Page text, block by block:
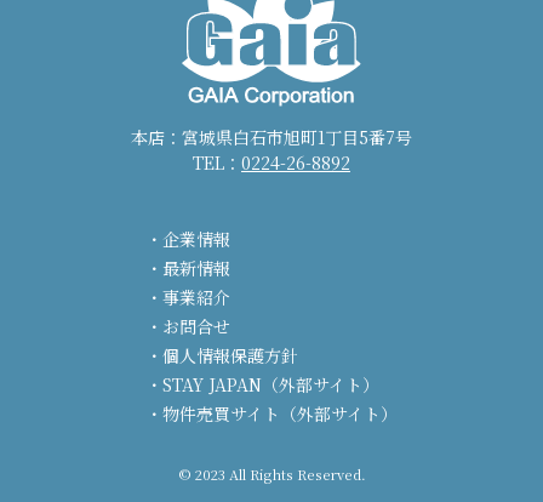
本店：宮城県白石市旭町1丁目5番7号
TEL： 0224-26-8892
企業情報
最新情報
事業紹介
お問合せ
個人情報保護方針
STAY JAPAN（外部サイト）
物件売買サイト（外部サイト）
© 2023 All Rights Reserved.